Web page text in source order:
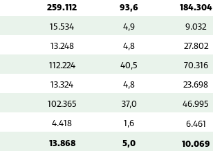
259.112
15.534
13.248
112.224
13.324
102.365
4.418
13.868
93,6
4,9
4,8
40,5
4,8
37,0
1,6
5,0
184.304
9.032
27.802
70.316
23.698
46.995
6.461
10.069